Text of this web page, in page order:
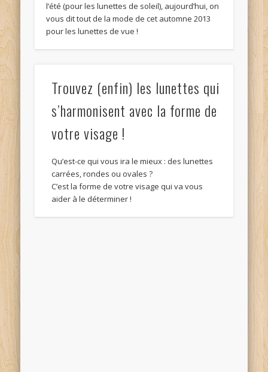
l’été (pour les lunettes de soleil), aujourd’hui, on
vous dit tout de la mode de cet automne 2013
pour les lunettes de vue !
Trouvez (enfin) les lunettes qui
s’harmonisent avec la forme de
votre visage !
Qu’est-ce qui vous ira le mieux : des lunettes
carrées, rondes ou ovales ?
C’est la forme de votre visage qui va vous
aider à le déterminer !